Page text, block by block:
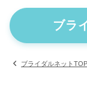
ブラ
ブライダルネット